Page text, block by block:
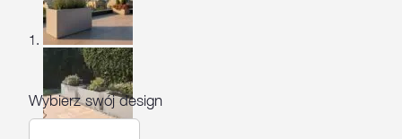
Wybierz swój design